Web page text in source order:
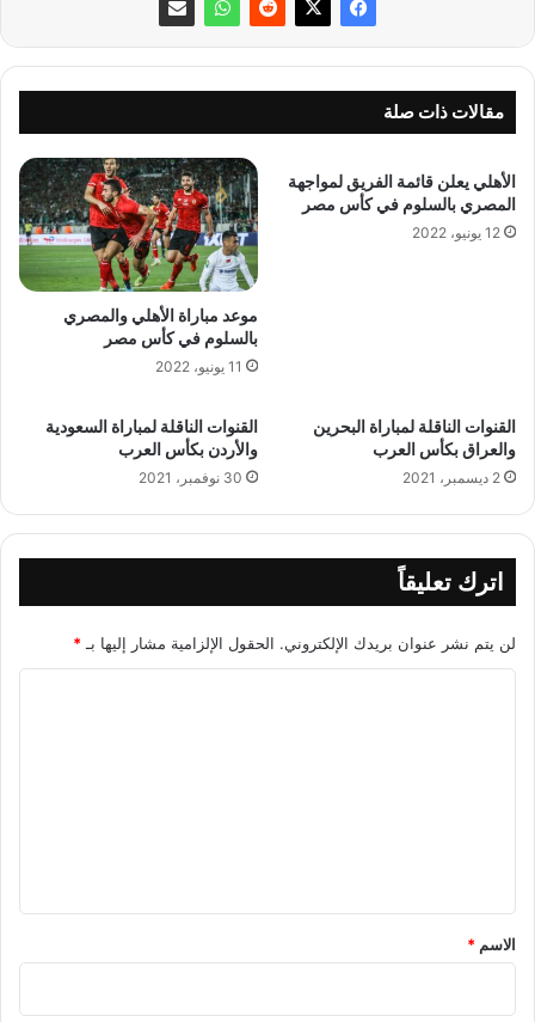
مقالات ذات صلة
الأهلي يعلن قائمة الفريق لمواجهة
المصري بالسلوم في كأس مصر
12 يونيو، 2022
موعد مباراة الأهلي والمصري
بالسلوم في كأس مصر
11 يونيو، 2022
القنوات الناقلة لمباراة البحرين
والعراق بكأس العرب
2 ديسمبر، 2021
القنوات الناقلة لمباراة السعودية
والأردن بكأس العرب
30 نوفمبر، 2021
اترك تعليقاً
لن يتم نشر عنوان بريدك الإلكتروني. الحقول الإلزامية مشار إليها بـ*
*
الاسم *